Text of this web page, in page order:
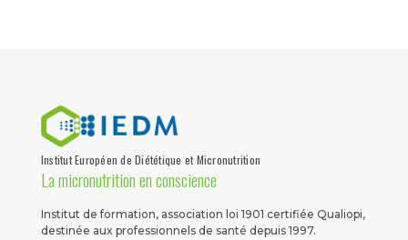
Institut Européen de Diététique et Micronutrition
La micronutrition en conscience
Institut de formation, association loi 1901 certifiée Qualiopi,
destinée aux professionnels de santé depuis 1997.